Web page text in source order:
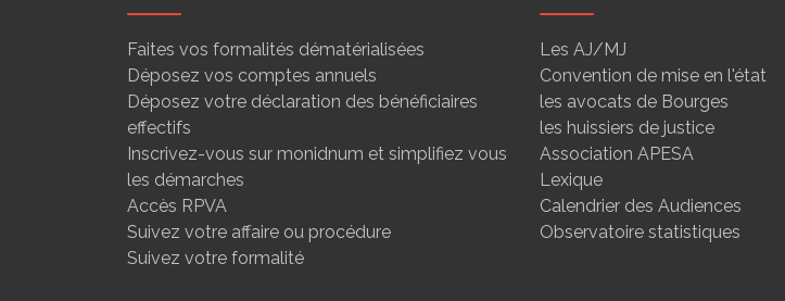
Faites vos formalités dématérialisées
Déposez vos comptes annuels
Déposez votre déclaration des bénéficiaires
effectifs
Inscrivez-vous sur monidnum et simplifiez vous
les démarches
Accès RPVA
Suivez votre affaire ou procédure
Suivez votre formalité
Les AJ/MJ
Convention de mise en l'état
les avocats de Bourges
les huissiers de justice
Association APESA
Lexique
Calendrier des Audiences
Observatoire statistiques